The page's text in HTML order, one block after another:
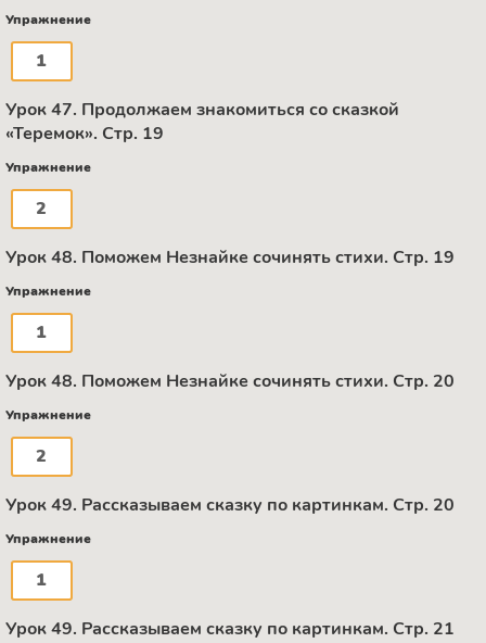
Упражнение
1
Урок 47. Продолжаем знакомиться со сказкой
«Теремок». Стр. 19
Упражнение
2
Урок 48. Поможем Незнайке сочинять стихи. Стр. 19
Упражнение
1
Урок 48. Поможем Незнайке сочинять стихи. Стр. 20
Упражнение
2
Урок 49. Рассказываем сказку по картинкам. Стр. 20
Упражнение
1
Урок 49. Рассказываем сказку по картинкам. Стр. 21